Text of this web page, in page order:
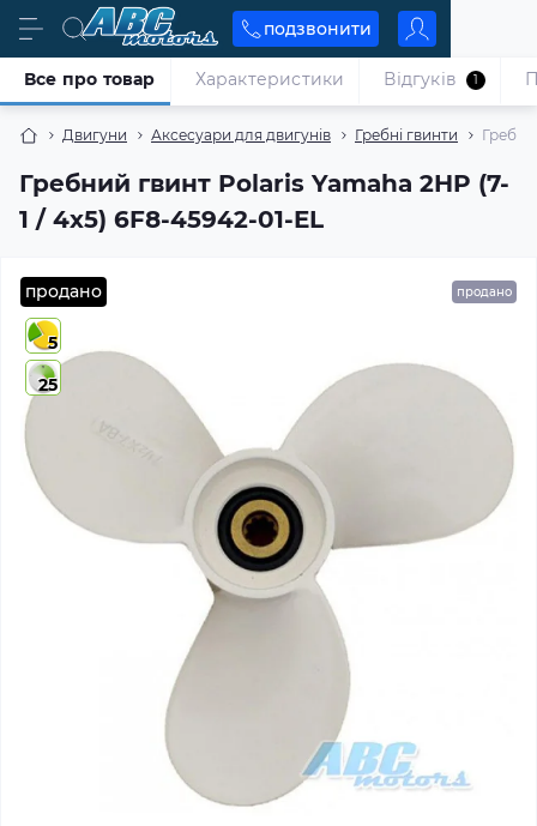
подзвонити
Двигуни Аксесуари для двигунів Гребні гвинти
Гребний гвинт Polaris Yamaha 2HP (7-
1 / 4x5) 6F8-45942-01-EL
Все про товар Характеристики Відгуків 1
5
25
продано продано